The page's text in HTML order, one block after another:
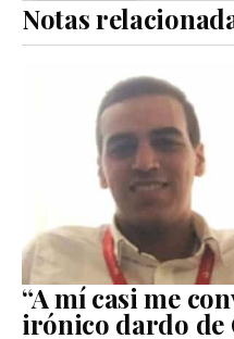
Notas
“A mí casi me
irónico dardo de